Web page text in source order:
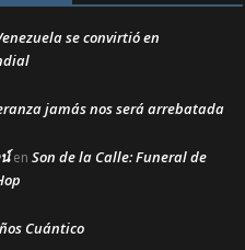
se convirtió en
jamás nos será arrebatada
en Son de la Calle: Funeral de
Cuántico